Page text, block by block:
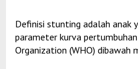
Definisi stunting adalah anak
parameter kurva
Organization (WHO) dibawah